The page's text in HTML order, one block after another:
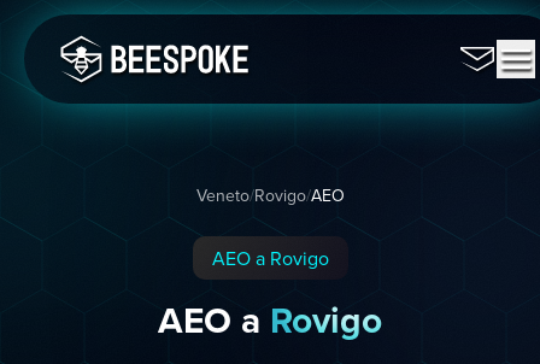
Veneto/Rovigo/AEO
AEO a Rovigo
AEO a Rovigo